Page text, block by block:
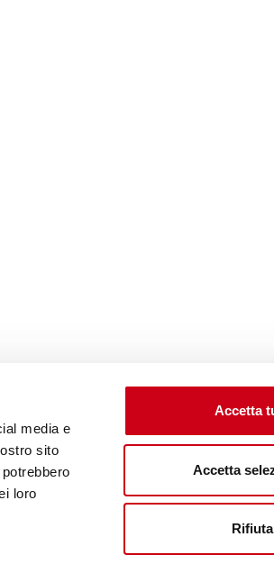
media e
sito
loro
Accetta
Accetta
Rifiuta
Visita il sito